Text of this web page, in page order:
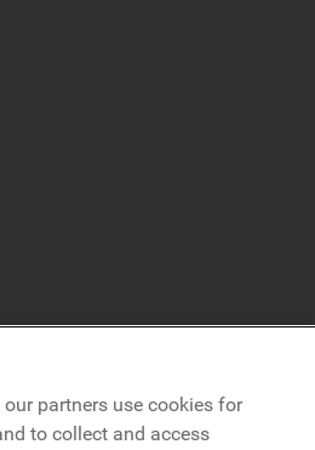
partners use cookies for
to collect and access